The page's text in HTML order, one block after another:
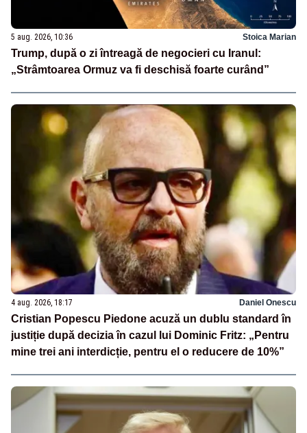
5 aug. 2026, 10:36 Stoica Marian
Trump, după o zi întreagă de negocieri cu Iranul:
„Strâmtoarea Ormuz va fi deschisă foarte curând”
4 aug. 2026, 18:17 Daniel Onescu
Cristian Popescu Piedone acuză un dublu standard în
justiție după decizia în cazul lui Dominic Fritz: „Pentru
mine trei ani interdicție, pentru el o reducere de 10%”